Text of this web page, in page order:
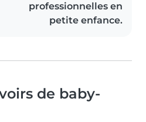
professionnelles en
petite enfance.
de baby-